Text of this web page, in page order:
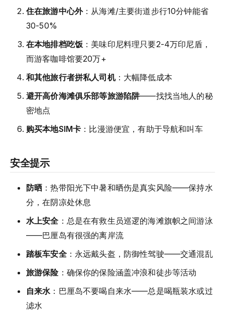
住在旅游中心外：从海滩/主要街道步行10分钟能省
30-50%
在本地排档吃饭 ：美味印尼料理只要2-4万印尼盾，
而游客咖啡馆要20万+
和其他旅行者拼私人司机：大幅降低成本
避开高价海滩俱乐部等旅游陷阱——找找当地人的秘
密地点
购买本地SIM卡 ：比漫游便宜，有助于导航和叫车
安全提示
防晒 ：热带阳光下中暑和晒伤是真实风险——保持水
分，在阴凉处休息
水上安全 ：总是在有救生员巡逻的海滩旗帜之间游泳
——巴厘岛有很强的离岸流
踏板车安全：永远戴头盔，防御性驾驶——交通混乱
旅游保险：确保你的保险涵盖冲浪和徒步等活动
自来水 ：巴厘岛不要喝自来水——总是喝瓶装水或过
滤水